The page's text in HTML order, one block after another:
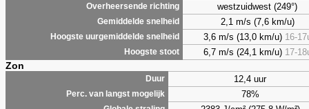
Overheersende richting westzuidwest (249°)
Gemiddelde snelheid 2,1 m/s (7,6 km/u)
Hoogste uurgemiddelde snelheid 3,6 m/s (13,0 km/u) 16-
Hoogste stoot 6,7 m/s (24,1 km/u) 17-
Zon
Duur 12,4 uur
Perc. van langst mogelijk 78%